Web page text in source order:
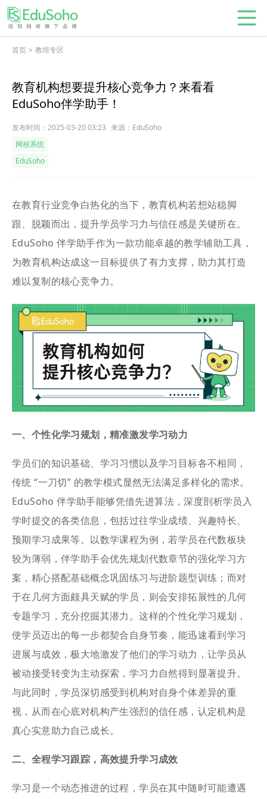
首页 > 教培专区
教育机构想要提升核心竞争力？来看看
EduSoho伴学助手！
发布时间：2025-03-20 03:23 来源：EduSoho
网校系统
EduSoho
在教育行业竞争白热化的当下，教育机构若想站稳脚
跟、脱颖而出，提升学员学习力与信任感是关键所在。
EduSoho 伴学助手作为一款功能卓越的教学辅助工具，
为教育机构达成这一目标提供了有力支撑，助力其打造
难以复制的核心竞争力。
一、个性化学习规划，精准激发学习动力
学员们的知识基础、学习习惯以及学习目标各不相同，
传统 “一刀切” 的教学模式显然无法满足多样化的需求。
EduSoho 伴学助手能够凭借先进算法，深度剖析学员入
学时提交的各类信息，包括过往学业成绩、兴趣特长、
预期学习成果等。以数学课程为例，若学员在代数板块
较为薄弱，伴学助手会优先规划代数章节的强化学习方
案，精心搭配基础概念巩固练习与进阶题型训练；而对
于在几何方面颇具天赋的学员，则会安排拓展性的几何
专题学习，充分挖掘其潜力。这样的个性化学习规划，
使学员迈出的每一步都契合自身节奏，能迅速看到学习
进展与成效，极大地激发了他们的学习动力，让学员从
被动接受转变为主动探索，学习力自然得到显著提升。
与此同时，学员深切感受到机构对自身个体差异的重
视，从而在心底对机构产生强烈的信任感，认定机构是
真心实意助力自己成长。
二、全程学习跟踪，高效提升学习成效
学习是一个动态推进的过程，学员在其中随时可能遭遇